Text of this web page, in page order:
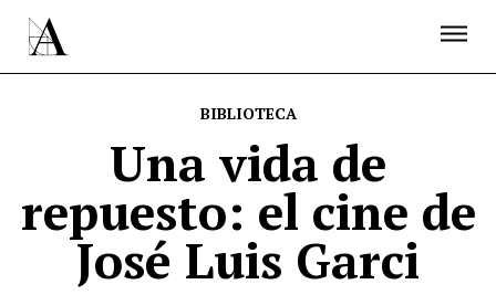
BIBLIOTECA
Una vida de
repuesto: el cine de
José Luis Garci
ÚNETE A LA ACADEMIA DE CINE
PRENSA
NEWSLETTER